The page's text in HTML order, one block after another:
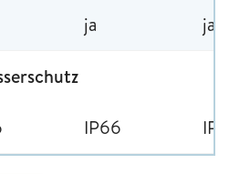
ja ja
IP66